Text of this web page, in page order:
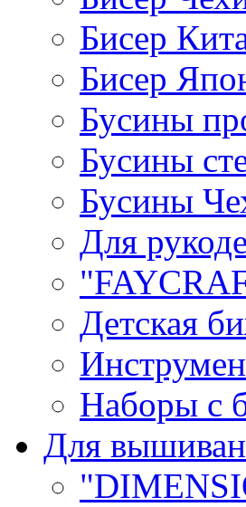
Бисер
Бисер
Бусины
Бусины
Бусины
Для
Детская
Наборы с
Для